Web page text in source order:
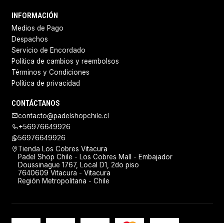
INFORMACIÓN
Medios de Pago
Despachos
Servicio de Encordado
Politica de cambios y reembolsos
Términos y Condiciones
Política de privacidad
CONTÁCTANOS
contacto@padelshopchile.cl
+56976649926
56976649926
Tienda Los Cobres Vitacura
Padel Shop Chile - Los Cobres Mall - Embajador
Doussinague 1767, Local D1, 2do piso
7640609 Vitacura - Vitacura
Región Metropolitana - Chile